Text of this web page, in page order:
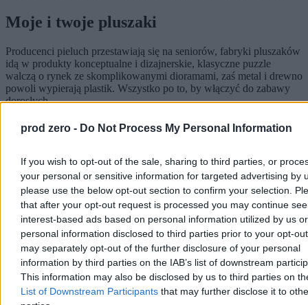
prod zero - Do Not Process My Personal Information
If you wish to opt-out of the sale, sharing to third parties, or
your personal or sensitive information for targeted advertising by
please use the below opt-out section to confirm your selection.
that after your opt-out request is processed you may continue
interest-based ads based on personal information utilized by us or
personal information disclosed to third parties prior to your opt-
may separately opt-out of the further disclosure of your personal
information by third parties on the IAB’s list of downstream
This information may also be disclosed by us to third parties on
List of Downstream Participants that may further disclose it to
Moje i twoje pluszaki
Producenci pieluch przestawiają się na seniorów, fabryki pluszaków
idą w produkty konceptualne i dizajnerskie, klasyczne puzzle
walczą o rynek ze skomplikowanymi dioramami, zaś metal i drewno
powoli wypierają plastik. Wszystko po to, by włączyć do zabawy
dorosłych.
Reklama
Reklama